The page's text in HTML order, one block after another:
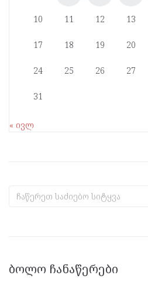
10 11 12 13
17 18 19 20
24 25 26 27
31
« ივლ
ᲑᲝᲚᲝ ᲩᲐᲜᲐᲬᲔᲠᲔᲑᲘ